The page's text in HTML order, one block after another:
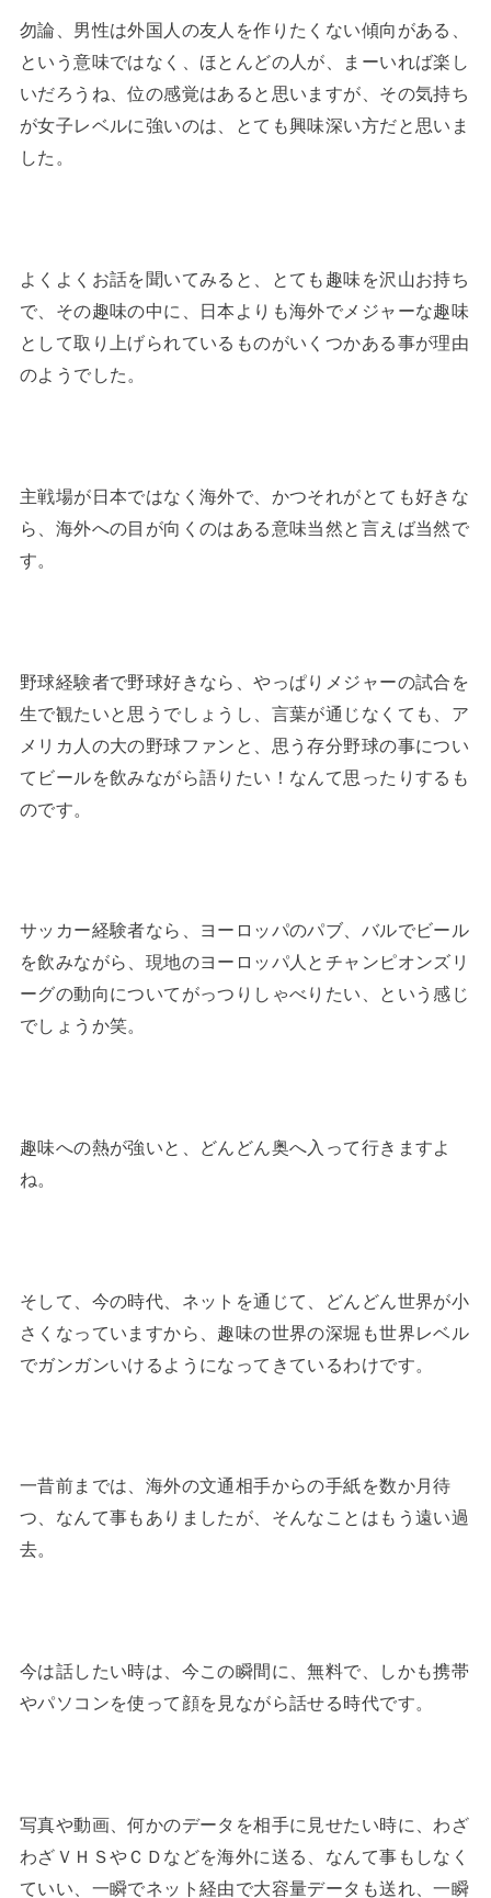
勿論、男性は外国人の友人を作りたくない傾向がある、
という意味ではなく、ほとんどの人が、まーいれば楽し
いだろうね、位の感覚はあると思いますが、その気持ち
が女子レベルに強いのは、とても興味深い方だと思いま
した。
よくよくお話を聞いてみると、とても趣味を沢山お持ち
で、その趣味の中に、日本よりも海外でメジャーな趣味
として取り上げられているものがいくつかある事が理由
のようでした。
主戦場が日本ではなく海外で、かつそれがとても好きな
ら、海外への目が向くのはある意味当然と言えば当然で
す。
野球経験者で野球好きなら、やっぱりメジャーの試合を
生で観たいと思うでしょうし、言葉が通じなくても、ア
メリカ人の大の野球ファンと、思う存分野球の事につい
てビールを飲みながら語りたい！なんて思ったりするも
のです。
サッカー経験者なら、ヨーロッパのパブ、バルでビール
を飲みながら、現地のヨーロッパ人とチャンピオンズリ
ーグの動向についてがっつりしゃべりたい、という感じ
でしょうか笑。
趣味への熱が強いと、どんどん奥へ入って行きますよ
ね。
そして、今の時代、ネットを通じて、どんどん世界が小
さくなっていますから、趣味の世界の深堀も世界レベル
でガンガンいけるようになってきているわけです。
一昔前までは、海外の文通相手からの手紙を数か月待
つ、なんて事もありましたが、そんなことはもう遠い過
去。
今は話したい時は、今この瞬間に、無料で、しかも携帯
やパソコンを使って顔を見ながら話せる時代です。
写真や動画、何かのデータを相手に見せたい時に、わざ
わざＶＨＳやＣＤなどを海外に送る、なんて事もしなく
ていい、一瞬でネット経由で大容量データも送れ、一瞬